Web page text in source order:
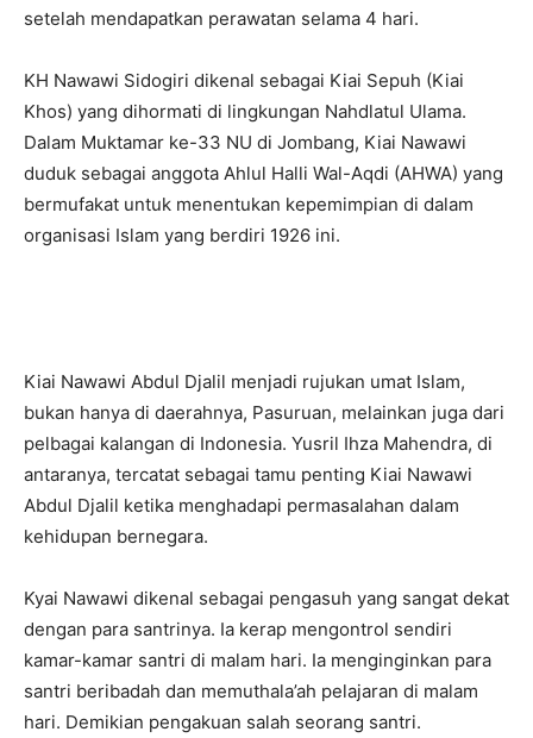
setelah mendapatkan perawatan selama 4 hari.
KH Nawawi Sidogiri dikenal sebagai Kiai Sepuh (Kiai
Khos) yang dihormati di lingkungan Nahdlatul Ulama.
Dalam Muktamar ke-33 NU di Jombang, Kiai Nawawi
duduk sebagai anggota Ahlul Halli Wal-Aqdi (AHWA) yang
bermufakat untuk menentukan kepemimpian di dalam
organisasi Islam yang berdiri 1926 ini.
Kiai Nawawi Abdul Djalil menjadi rujukan umat Islam,
bukan hanya di daerahnya, Pasuruan, melainkan juga dari
pelbagai kalangan di Indonesia. Yusril Ihza Mahendra, di
antaranya, tercatat sebagai tamu penting Kiai Nawawi
Abdul Djalil ketika menghadapi permasalahan dalam
kehidupan bernegara.
Kyai Nawawi dikenal sebagai pengasuh yang sangat dekat
dengan para santrinya. Ia kerap mengontrol sendiri
kamar-kamar santri di malam hari. Ia menginginkan para
santri beribadah dan memuthala’ah pelajaran di malam
hari. Demikian pengakuan salah seorang santri.